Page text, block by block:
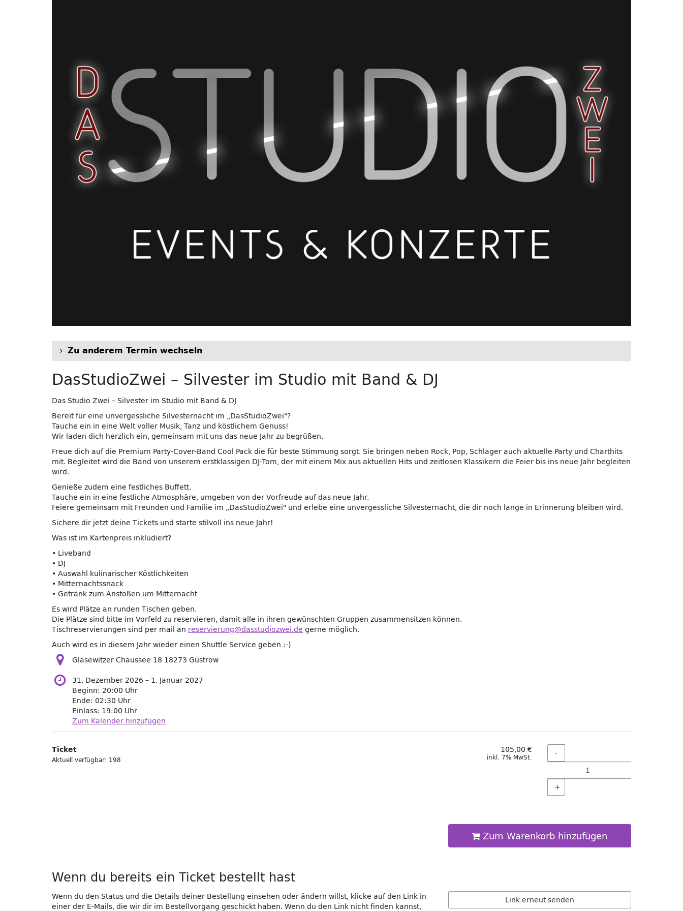
Zu anderem Termin wechseln
DasStudioZwei – Silvester im Studio mit Band & DJ
Das Studio Zwei – Silvester im Studio mit Band & DJ
Bereit für eine unvergessliche Silvesternacht im „DasStudioZwei"?
Tauche ein in eine Welt voller Musik, Tanz und köstlichem Genuss!
Wir laden dich herzlich ein, gemeinsam mit uns das neue Jahr zu begrüßen.
Freue dich auf die Premium Party-Cover-Band Cool Pack die für beste Stimmung sorgt. Sie bringen neben Rock, Pop, Schlager auch aktuelle Party und Charthits
mit. Begleitet wird die Band von unserem erstklassigen DJ-Tom, der mit einem Mix aus aktuellen Hits und zeitlosen Klassikern die Feier bis ins neue Jahr begleiten
wird.
Genieße zudem eine festliches Buffett.
Tauche ein in eine festliche Atmosphäre, umgeben von der Vorfreude auf das neue Jahr.
Feiere gemeinsam mit Freunden und Familie im „DasStudioZwei" und erlebe eine unvergessliche Silvesternacht, die dir noch lange in Erinnerung bleiben wird.
Sichere dir jetzt deine Tickets und starte stilvoll ins neue Jahr!
Was ist im Kartenpreis inkludiert?
• Liveband
• DJ
• Auswahl kulinarischer Köstlichkeiten
• Mitternachtssnack
• Getränk zum Anstoßen um Mitternacht
Es wird Plätze an runden Tischen geben.
Die Plätze sind bitte im Vorfeld zu reservieren, damit alle in ihren gewünschten Gruppen zusammensitzen können.
Tischreservierungen sind per mail an reservierung@dasstudiozwei.degerne möglich.
Auch wird es in diesem Jahr wieder einen Shuttle Service geben :-)
Glasewitzer Chaussee 18 18273 Güstrow
31. Dezember 2026 –bis
1. Januar 2027
Beginn: 20:00 Uhr
Ende: 02:30 Uhr
Einlass: 19:00 Uhr
Zum Kalender hinzufügen
Produkte
Unkategorisierte
Ticket
Aktuell verfügbar: 198
105,00 €
inkl. 7% MwSt. Menge
-
+
Zum Warenkorb hinzufügen
Wenn du bereits ein Ticket bestellt hast
Wenn du den Status und die Details deiner Bestellung einsehen oder ändern willst, klicke auf den Link in
einer der E-Mails, die wir dir im Bestellvorgang geschickt haben. Wenn du den Link nicht finden kannst,
Link erneut senden